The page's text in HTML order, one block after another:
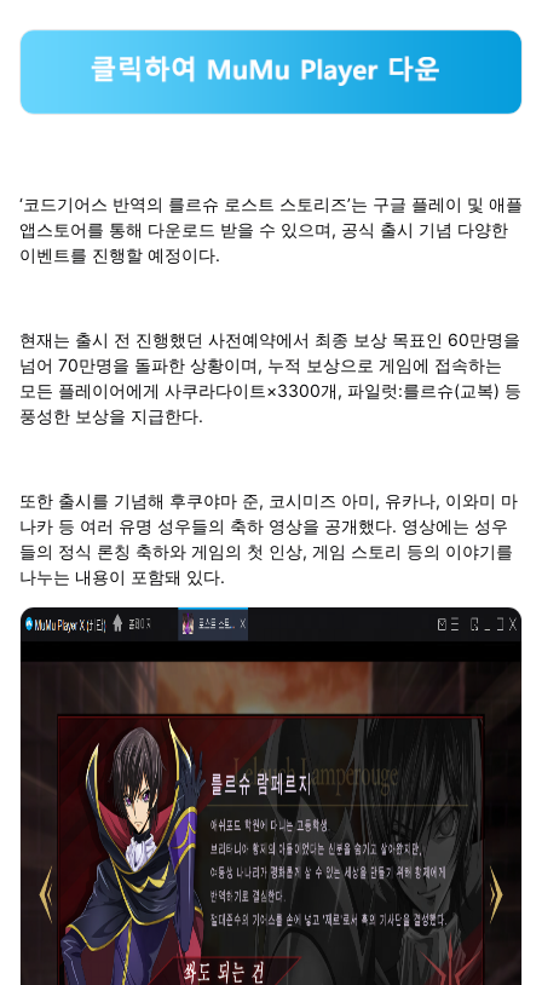
‘코드기어스 반역의 를르슈 로스트 스토리즈’는 구글 플레이 및 애플
앱스토어를 통해 다운로드 받을 수 있으며, 공식 출시 기념 다양한
이벤트를 진행할 예정이다.
현재는 출시 전 진행했던 사전예약에서 최종 보상 목표인 60만명을
넘어 70만명을 돌파한 상황이며, 누적 보상으로 게임에 접속하는
모든 플레이어에게 사쿠라다이트×3300개, 파일럿:를르슈(교복) 등
풍성한 보상을 지급한다.
또한 출시를 기념해 후쿠야마 준, 코시미즈 아미, 유카나, 이와미 마
나카 등 여러 유명 성우들의 축하 영상을 공개했다. 영상에는 성우
들의 정식 론칭 축하와 게임의 첫 인상, 게임 스토리 등의 이야기를
나누는 내용이 포함돼 있다.